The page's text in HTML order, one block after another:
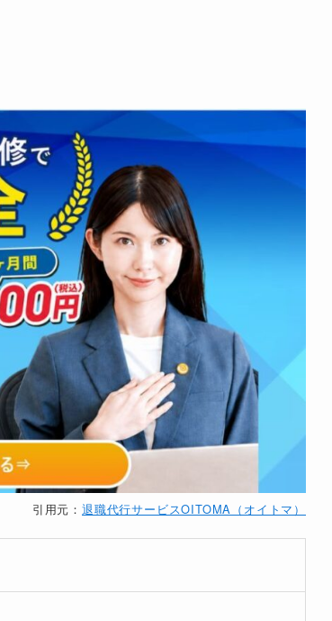
・未払給与交渉
銀行振込
クレジットカード
コンビニ決済
ネット決済
キャリア決済
あり
銀行振込
クレジットカード
なし
銀行振込
クレジットカード
なし
・即日退職
・会社交渉
・未払給与交渉
銀行振込
クレジットカード
あり
・弁護士対応
・未払給与請求
銀行振込
・会社交渉
引用元： 退職代行サービスOITOMA（オイトマ）